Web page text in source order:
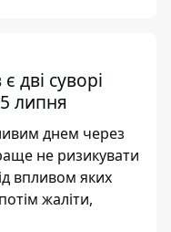
дві суворі
липня
днем через
не ризикувати
впливом яких
жаліти,